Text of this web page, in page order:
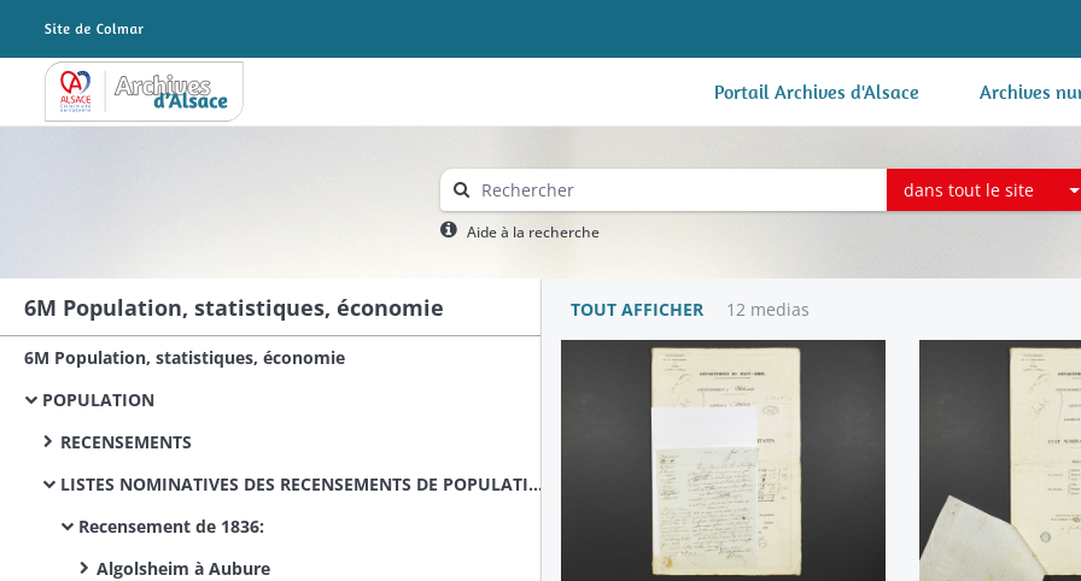
Archives Alsace - Colmar Portail Archives d'Alsace Archives
dans tout le site
Aide à la recherche
6M Population, statistiques, économie
6M Population, statistiques, économie
POPULATION
RECENSEMENTS
LISTES NOMINATIVES DES RECENSEMENTS DE POPULATION
Recensement de 1836:
Algolsheim à Aubure
TOUT AFFICHER 12 medias